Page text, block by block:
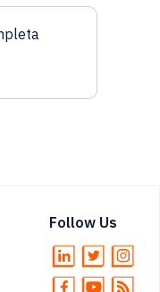
Follow Us